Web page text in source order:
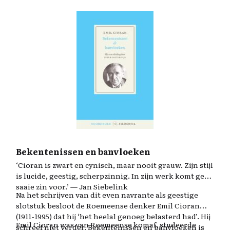
opmerkelijk vlot geschreven tekst hier in modern
Nederlands gepresenteerd, met een inleiding door de
Britse Verlichtingsexpert Jonathan Israel.
Hertaling: Corinna Vermeulen
Bekentenissen en banvloeken
‘Cioran is zwart en cynisch, maar nooit grauw. Zijn stijl
is lucide, geestig, scherpzinnig. In zijn werk komt geen
saaie zin voor.’ — Jan Siebelink
Na het schrijven van dit even navrante als geestige
slotstuk besloot de Roemeense denker Emil Cioran
(1911-1995) dat hij ‘het heelal genoeg belasterd had’. Hij
schreef niet verder. Bekentenissen en banvloeken is
Emil Cioran was van Roemeense komaf, studeerde